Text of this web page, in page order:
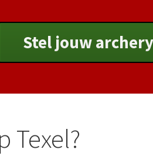
Stel jouw
Texel?